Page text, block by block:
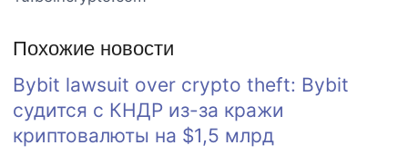
Похожие новости
Bybit lawsuit over crypto theft: Bybit
судится с КНДР из-за кражи
криптовалюты на $1,5 млрд